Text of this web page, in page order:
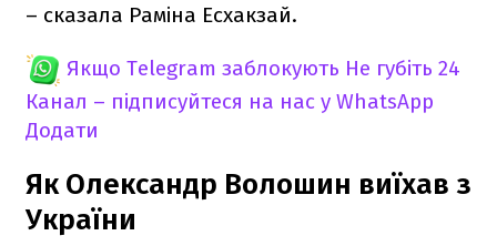
– сказала Раміна Есхакзай.
Якщо Telegram заблокують Не губіть 24
Канал – підписуйтеся на нас у WhatsApp
Додати
Як Олександр Волошин виїхав з
України